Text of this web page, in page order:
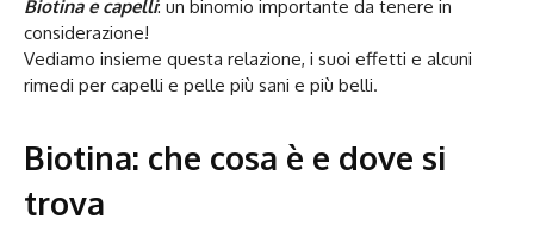
Biotina e capelli: un binomio importante da tenere in
considerazione!
Vediamo insieme questa relazione, i suoi effetti e alcuni
rimedi per capelli e pelle più sani e più belli.
Biotina: che cosa è e dove si
trova